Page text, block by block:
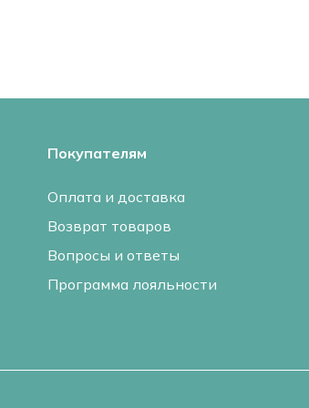
Покупателям
Оплата и доставка
Возврат товаров
Вопросы и ответы
Программа лояльности